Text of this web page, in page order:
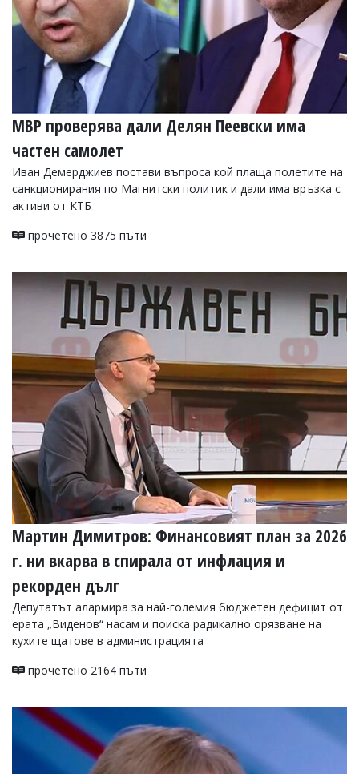
МВР проверява дали Делян Пеевски има
частен самолет
Иван Демерджиев постави въпроса кой плаща полетите на
санкционирания по Магнитски политик и дали има връзка с
активи от КТБ
прочетено 3875 пъти
Мартин Димитров: Финансовият план за 2026
г. ни вкарва в спирала от инфлация и
рекорден дълг
Депутатът алармира за най-големия бюджетен дефицит от
ерата „Виденов“ насам и поиска радикално орязване на
кухите щатове в администрацията
прочетено 2164 пъти